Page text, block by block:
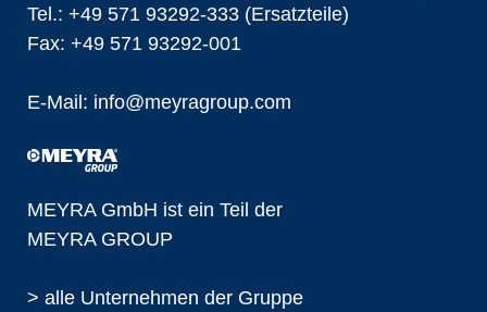
Tel.: +49 571 93292-333 (Ersatzteile)
Fax: +49 571 93292-001
E-Mail: info@meyragroup.com
MEYRA GmbH ist ein Teil der
MEYRA GROUP
> alle Unternehmen der Gruppe